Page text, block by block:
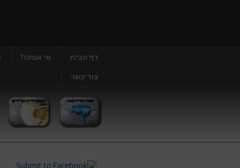
דף הבית מי אנחנו?
צור קשר